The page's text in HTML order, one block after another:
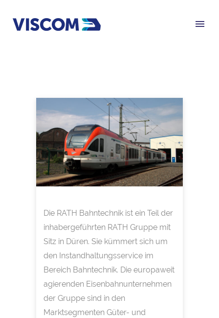
Die RATH Bahntechnik ist ein Teil der
inhabergeführten RATH Gruppe mit
Sitz in Düren. Sie kümmert sich um
den Instandhaltungsservice im
Bereich Bahntechnik. Die europaweit
agierenden Eisenbahnunternehmen
der Gruppe sind in den
Marktsegmenten Güter- und